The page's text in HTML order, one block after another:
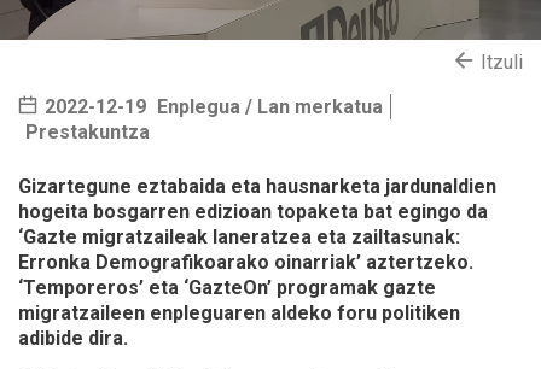
Itzuli
2022-12-19 Enplegua / Lan merkatua
Prestakuntza
Gizartegune eztabaida eta hausnarketa jardunaldien
hogeita bosgarren edizioan topaketa bat egingo da
‘Gazte migratzaileak laneratzea eta zailtasunak:
Erronka Demografikoarako oinarriak’ aztertzeko.
‘Temporeros’ eta ‘GazteOn’ programak gazte
migratzaileen enpleguaren aldeko foru politiken
adibide dira.